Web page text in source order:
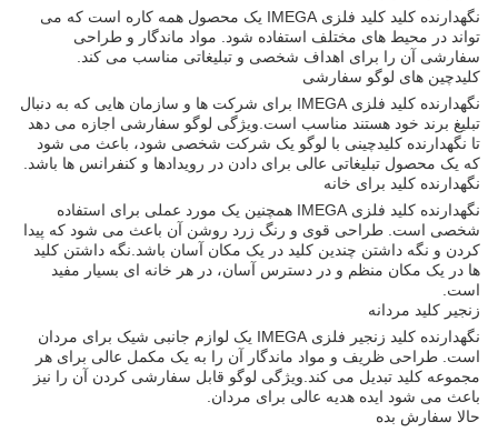
نگهدارنده کلید کلید فلزی IMEGA یک محصول همه کاره است که می
تواند در محیط های مختلف استفاده شود. مواد ماندگار و طراحی
سفارشی آن را برای اهداف شخصی و تبلیغاتی مناسب می کند.
کلیدچین های لوگو سفارشی
نگهدارنده کلید فلزی IMEGA برای شرکت ها و سازمان هایی که به دنبال
تبلیغ برند خود هستند مناسب است.ویژگی لوگو سفارشی اجازه می دهد
تا نگهدارنده کلیدچینی با لوگو یک شرکت شخصی شود، باعث می شود
که یک محصول تبلیغاتی عالی برای دادن در رویدادها و کنفرانس ها باشد.
نگهدارنده کلید برای خانه
نگهدارنده کلید فلزی IMEGA همچنین یک مورد عملی برای استفاده
شخصی است. طراحی قوی و رنگ زرد روشن آن باعث می شود که پیدا
کردن و نگه داشتن چندین کلید در یک مکان آسان باشد.نگه داشتن کليد
ها در یک مکان منظم و در دسترس آسان، در هر خانه ای بسیار مفید
است.
زنجیر کلید مردانه
نگهدارنده کلید زنجیر فلزی IMEGA یک لوازم جانبی شیک برای مردان
است. طراحی ظریف و مواد ماندگار آن را به یک مکمل عالی برای هر
مجموعه کلید تبدیل می کند.ویژگی لوگو قابل سفارشی کردن آن را نیز
باعث می شود ایده هدیه عالی برای مردان.
حالا سفارش بده